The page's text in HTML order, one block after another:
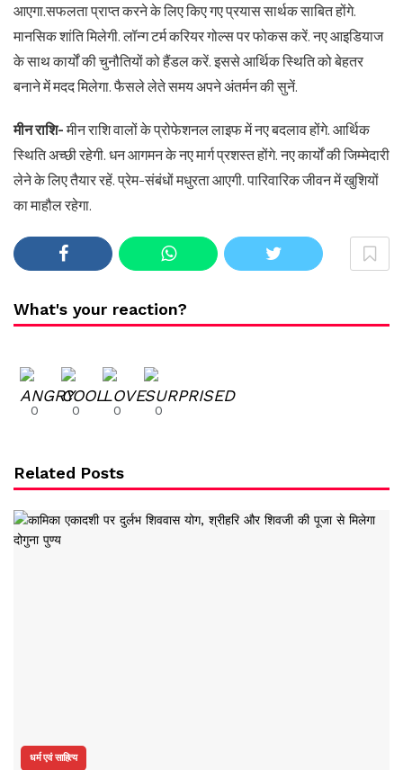
आएगा.सफलता प्राप्त करने के लिए किए गए प्रयास सार्थक साबित होंगे.
मानसिक शांति मिलेगी. लॉन्ग टर्म करियर गोल्स पर फोकस करें. नए आइडियाज
के साथ कार्यों की चुनौतियों को हैंडल करें. इससे आर्थिक स्थिति को बेहतर
बनाने में मदद मिलेगा. फैसले लेते समय अपने अंतर्मन की सुनें.
मीन राशि-मीन राशि वालों के प्रोफेशनल लाइफ में नए बदलाव होंगे. आर्थिक
स्थिति अच्छी रहेगी. धन आगमन के नए मार्ग प्रशस्त होंगे. नए कार्यों की जिम्मेदारी
लेने के लिए तैयार रहें. प्रेम-संबंधों मधुरता आएगी. पारिवारिक जीवन में खुशियों
का माहौल रहेगा.
What's your reaction?
0 0 0 0
Related Posts
धर्म एवं साहित्य